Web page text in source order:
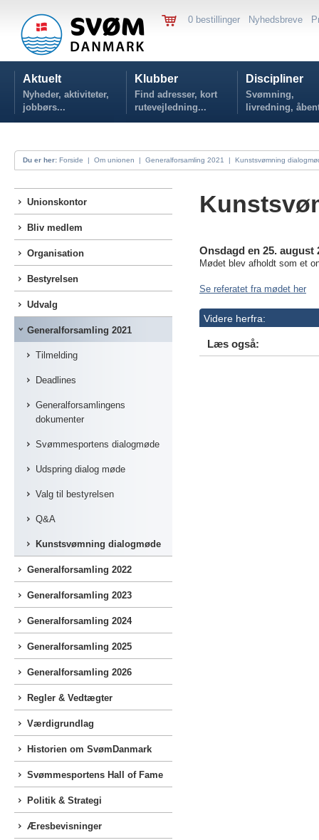
0 bestillinger Nyhedsbreve
Aktuelt
Nyheder, aktiviteter,
jobbørs...
Klubber
Find adresser, kort
rutevejledning...
Discipliner
Svømning,
livredning,
vand...
Du er her: Forside | Om unionen | Generalforsamling 2021 | Kunstsvømning
Unionskontor
Bliv medlem
Organisation
Bestyrelsen
Udvalg
Generalforsamling 2021
Tilmelding
Deadlines
Generalforsamlingens
dokumenter
Svømmesportens dialogmøde
Udspring dialog møde
Valg til bestyrelsen
Q&A
Kunstsvømning dialogmøde
Generalforsamling 2022
Generalforsamling 2023
Generalforsamling 2024
Generalforsamling 2025
Generalforsamling 2026
Regler & Vedtægter
Værdigrundlag
Historien om SvømDanmark
Svømmesportens Hall of Fame
Politik & Strategi
Æresbevisninger
Onsdagd en 25. august
Mødet blev afholdt som et
Se referatet fra mødet her
Videre herfra:
Læs også: